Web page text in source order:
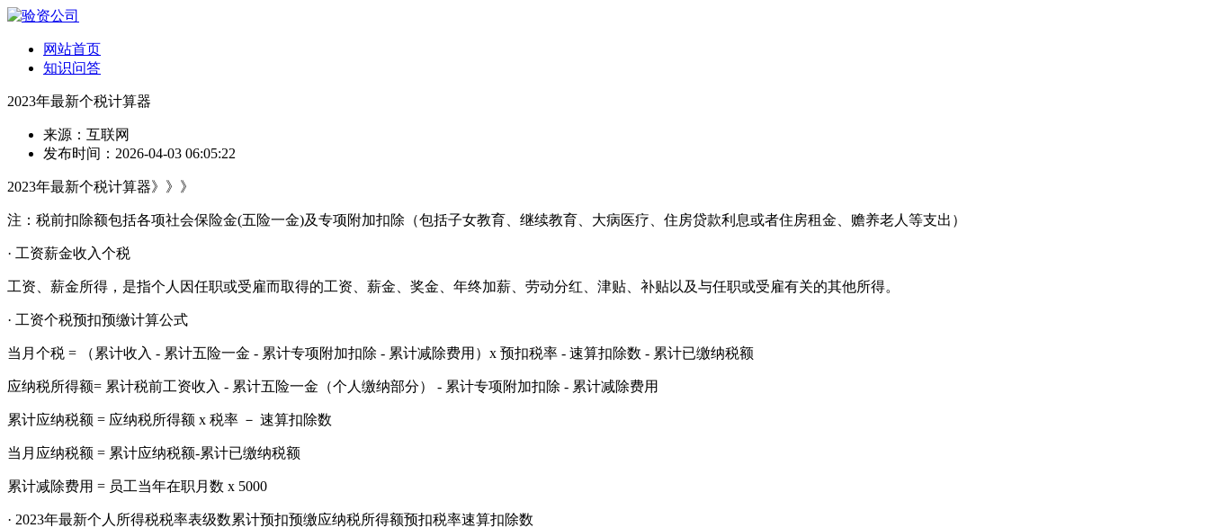
网站首页
知识问答
2023年最新个税计算器
来源：互联网
发布时间：2026-04-03 06:05:22
2023年最新个税计算器》》》
注：税前扣除额包括各项社会保险金(五险一金)及专项附加扣除（包括子女教育、继续教育、大病医疗、住房贷款利息或者住房租金、赡养老人等支出）
· 工资薪金收入个税
工资、薪金所得，是指个人因任职或受雇而取得的工资、薪金、奖金、年终加薪、劳动分红、津贴、补贴以及与任职或受雇有关的其他所得。
· 工资个税预扣预缴计算公式
当月个税 = （累计收入 - 累计五险一金 - 累计专项附加扣除 - 累计减除费用）x 预扣税率 - 速算扣除数 - 累计已缴纳税额
应纳税所得额= 累计税前工资收入 - 累计五险一金（个人缴纳部分） - 累计专项附加扣除 - 累计减除费用
累计应纳税额 = 应纳税所得额 x 税率 － 速算扣除数
当月应纳税额 = 累计应纳税额-累计已缴纳税额
累计减除费用 = 员工当年在职月数 x 5000
· 2023年最新个人所得税税率表级数累计预扣预缴应纳税所得额预扣税率速算扣除数